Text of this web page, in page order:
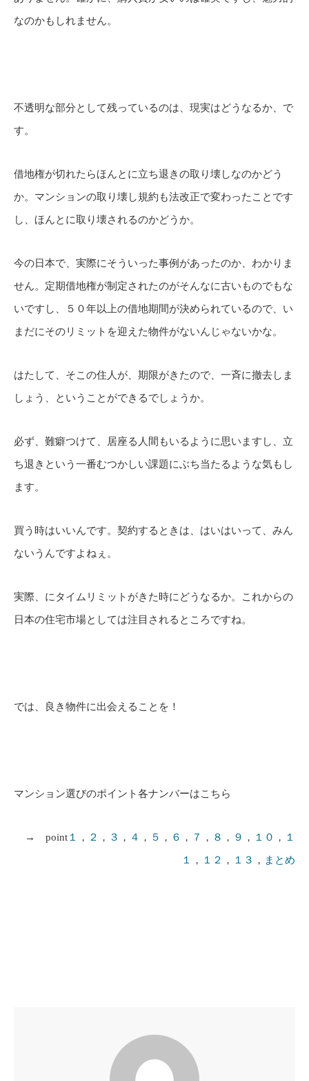
なのかもしれません。
不透明な部分として残っているのは、現実はどうなるか、で
す。
借地権が切れたらほんとに立ち退きの取り壊しなのかどう
か。マンションの取り壊し規約も法改正で変わったことです
し、ほんとに取り壊されるのかどうか。
今の日本で、実際にそういった事例があったのか、わかりま
せん。定期借地権が制定されたのがそんなに古いものでもな
いですし、５０年以上の借地期間が決められているので、い
まだにそのリミットを迎えた物件がないんじゃないかな。
はたして、そこの住人が、期限がきたので、一斉に撤去しま
しょう、ということができるでしょうか。
必ず、難癖つけて、居座る人間もいるように思いますし、立
ち退きという一番むつかしい課題にぶち当たるような気もし
ます。
買う時はいいんです。契約するときは、はいはいって、みん
ないうんですよねぇ。
実際、にタイムリミットがきた時にどうなるか。これからの
日本の住宅市場としては注目されるところですね。
では、良き物件に出会えることを！
マンション選びのポイント各ナンバーはこちら
→ point １ ， ２ ， ３ ， ４ ， ５ ， ６ ， ７ ， ８ ， ９ ， １０ ， １
１ ， １２ ， １３ ， まとめ